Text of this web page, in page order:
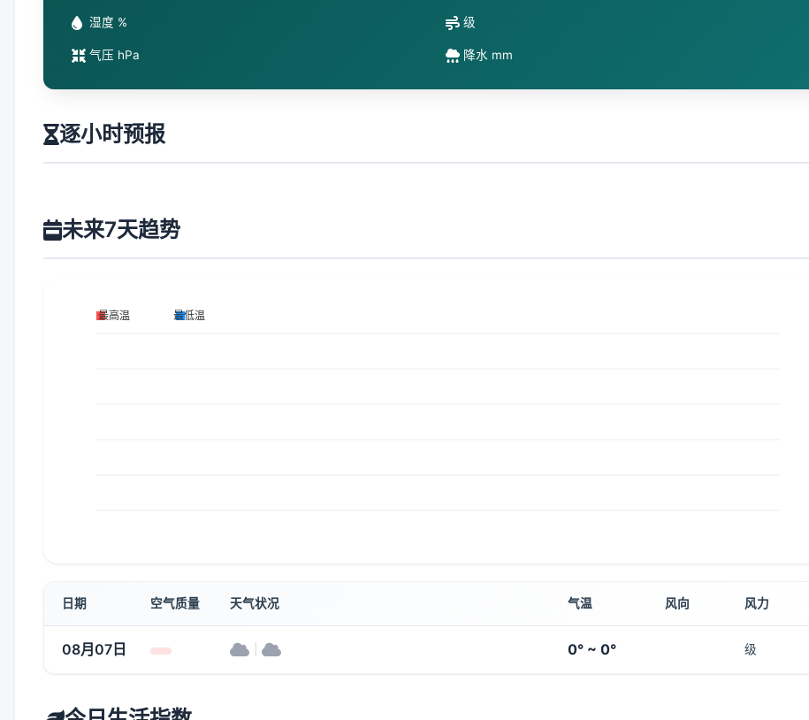
湿度 % 级
气压 hPa 降水 mm
逐小时预报
未来7天趋势
日期 空气质量 天气状况 气温 风向 风力
08月07日 0° ~ 0° 级